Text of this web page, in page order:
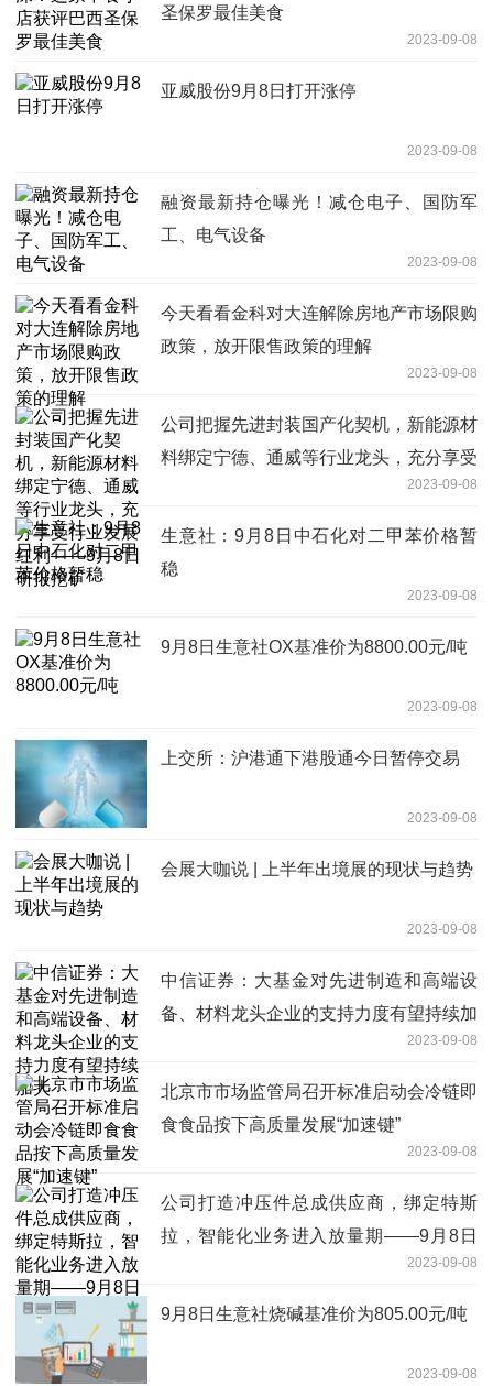
圣保罗最佳美食
2023-09-08
亚威股份9月8日打开涨停
2023-09-08
融资最新持仓曝光！减仓电子、国防军
工、电气设备
2023-09-08
今天看看金科对大连解除房地产市场限购
政策，放开限售政策的理解
2023-09-08
公司把握先进封装国产化契机，新能源材
料绑定宁德、通威等行业龙头，充分享受
行业发展红利——9月8日研报挖矿2023-09-08
生意社：9月8日中石化对二甲苯价格暂
稳
2023-09-08
9月8日生意社OX基准价为8800.00元/吨
2023-09-08
上交所：沪港通下港股通今日暂停交易
2023-09-08
会展大咖说 | 上半年出境展的现状与趋势
2023-09-08
中信证券：大基金对先进制造和高端设
备、材料龙头企业的支持力度有望持续加
2023-09-08
北京市市场监管局召开标准启动会冷链即
食食品按下高质量发展“加速键”
2023-09-08
公司打造冲压件总成供应商，绑定特斯
拉，智能化业务进入放量期——9月8日
2023-09-08
9月8日生意社烧碱基准价为805.00元/吨
2023-09-08